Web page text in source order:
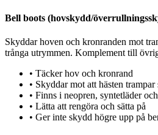
Bell boots (hovskydd/
Skyddar hoven och kronranden mot
trånga utrymmen. Komplement till
• Täcker hov och kronrand
• Skyddar mot att hästen trampar
• Finns i neopren, syntetläder
• Lätta att rengöra och sätta på
• Ger inte skydd högre upp på